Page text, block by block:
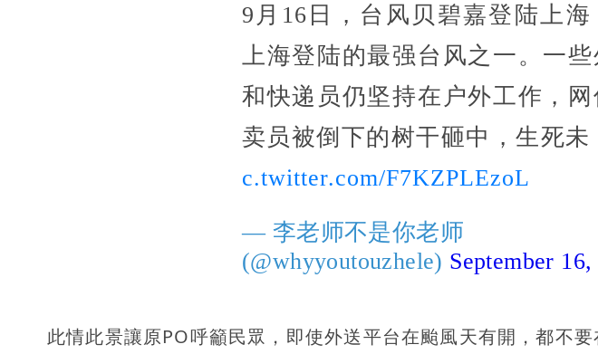
9月16日，台风贝碧嘉登陆上海
上海登陆的最强台风之一。一些
和快递员仍坚持在户外工作，
卖员被倒下的树干砸中，生死未
c.twitter.com/F7KZPLEzoL
— 李老师不是你老师
(@whyyoutouzhele) September
此情此景讓原PO呼籲民眾，即使外送平台在颱風天有開，都不